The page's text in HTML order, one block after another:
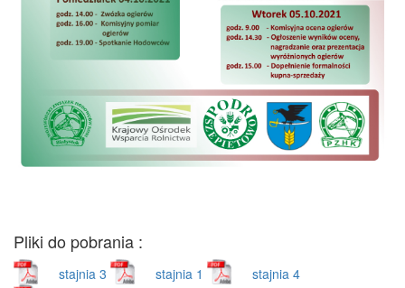
Pliki do pobrania :
stajnia 3 stajnia 1
stajnia 4